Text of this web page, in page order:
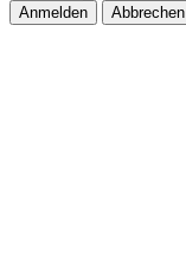
Anmelden Abbrechen